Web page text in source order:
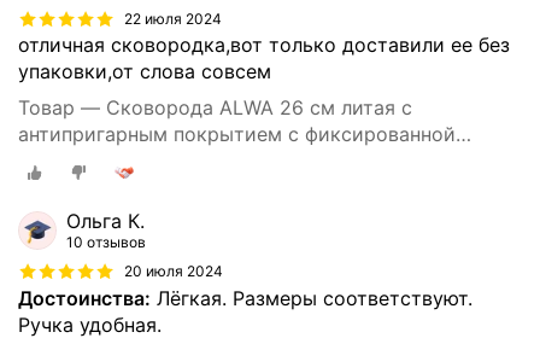
22 июля 2024
отличная сковородка,вот только доставили ее без
упаковки,от слова совсем
Товар — Cковорода ALWA 26 см литая с
антипригарным покрытием с фиксированной
ручкой цвет мрамор
Ольга К.
10 отзывов
20 июля 2024
Достоинства: Лёгкая. Размеры соответствуют.
Ручка удобная.